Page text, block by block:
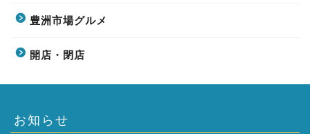
豊洲市場グルメ
開店・閉店
お知らせ